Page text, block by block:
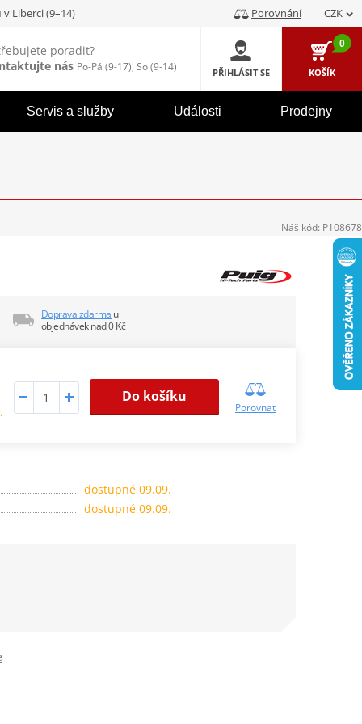
v Liberci (9–14) Porovnání CZK
poradit?
nás Po-Pá (9-17), So (9-14) PŘIHLÁSIT SE
0
KOŠÍK
Servis a služby Události Prodejny
Doprava zdarma u
objednávek nad 0 Kč
Do košíku
Porovnat
dostupné 09.09.
dostupné 09.09.
Náš kód: P108678